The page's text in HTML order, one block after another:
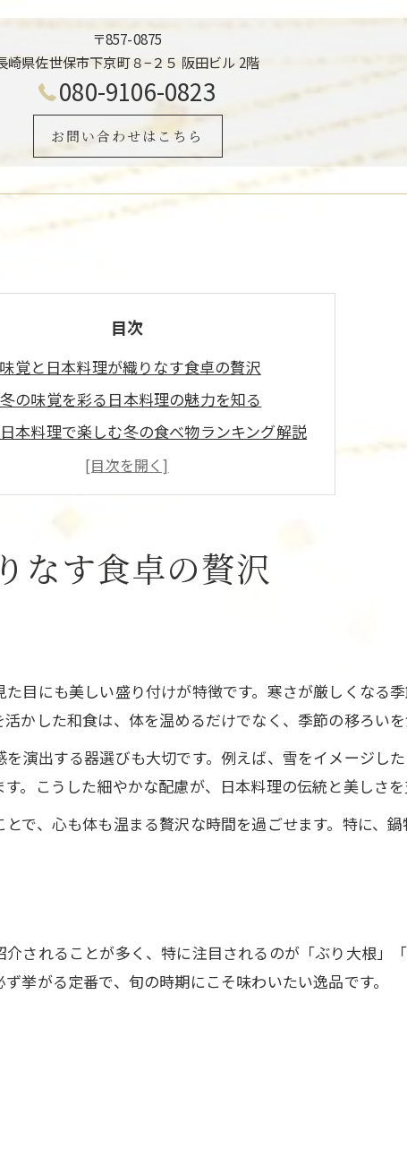
〒857-0875
崎県佐世保市下京町８−２５ 阪田ビル 2階
080-9106-0823
お問い合わせはこちら
目次
覚と日本料理が織りなす食卓の贅沢
冬の味覚を彩る日本料理の魅力を知る
日本料理で楽しむ冬の食べ物ランキング解説
季節を感じる冬の和食と定番メニュー紹介
日本料理で味わう冬の味覚とその特徴
を活かした冬和食で心まで温まる
旬の冬食材で作る日本料理の楽しみ方
冬に食べられる日本の食材とは何か解説
日本料理で冬の味覚を手軽に楽しむ方法
本料理が教える季節の楽しみ方
冬の味覚と日本料理で季節感を楽しむ方法
日本料理で冬の食卓を豊かにする秘訣
しく包む和食の冬定番料理を知る
日本料理の冬定番で体を温めるレシピ集
なす食卓の贅沢
目にも美しい盛り付けが特徴です。寒さが厳しくなる
かした和食は、体を温めるだけでなく、季節の移ろいを
演出する器選びも大切です。例えば、雪をイメージし
。こうした細やかな配慮が、日本料理の伝統と美しさを
で、心も体も温まる贅沢な時間を過ごせます。特に、
されることが多く、特に注目されるのが「ぶり大根」
挙がる定番で、旬の時期にこそ味わいたい逸品です。